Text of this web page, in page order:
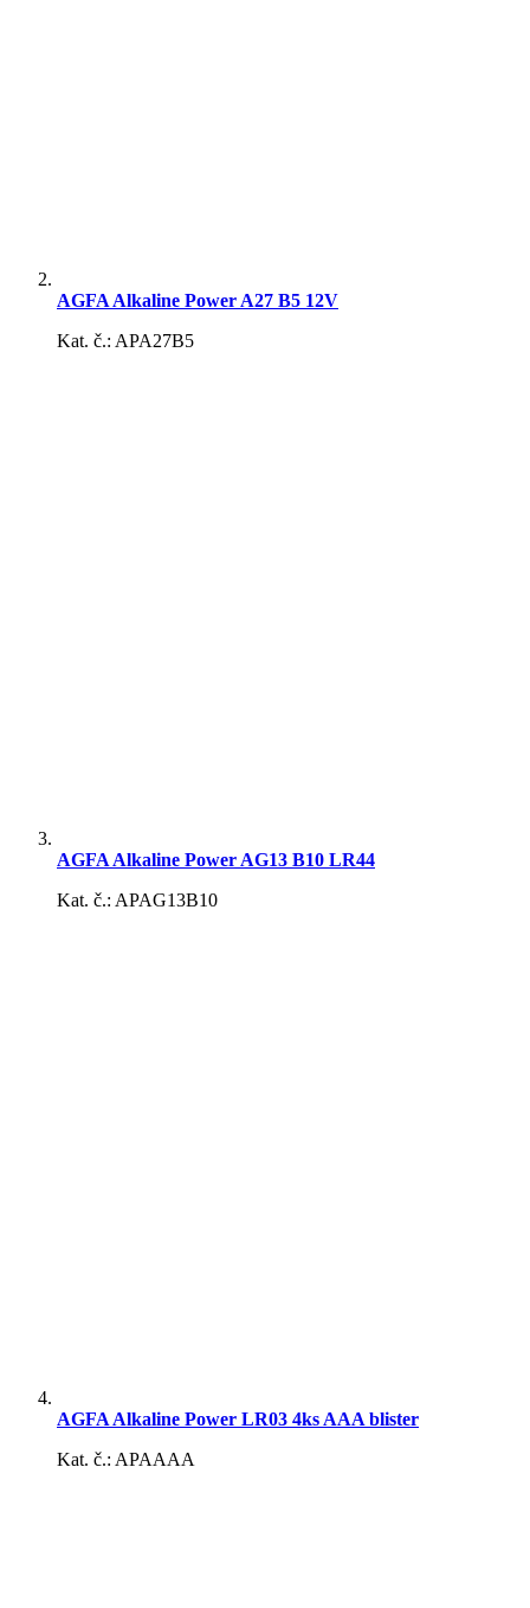
AGFA Alkaline Power A27 B5 12V
Kat. č.: APA27B5
AGFA Alkaline Power AG13 B10 LR44
Kat. č.: APAG13B10
AGFA Alkaline Power LR03 4ks AAA blister
Kat. č.: APAAAA